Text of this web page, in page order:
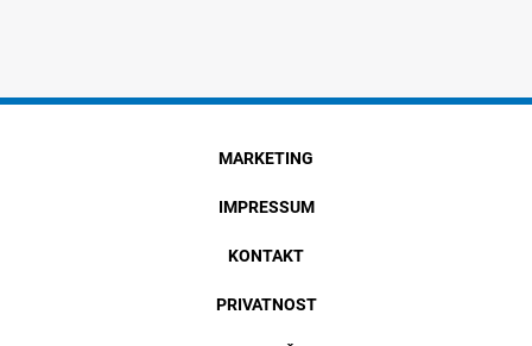
MARKETING
IMPRESSUM
KONTAKT
PRIVATNOST